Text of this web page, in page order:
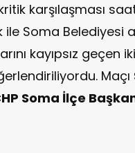
karşılaşması
ile Soma Belediyesi
kayıpsız geçen
Maçı
Soma İlçe